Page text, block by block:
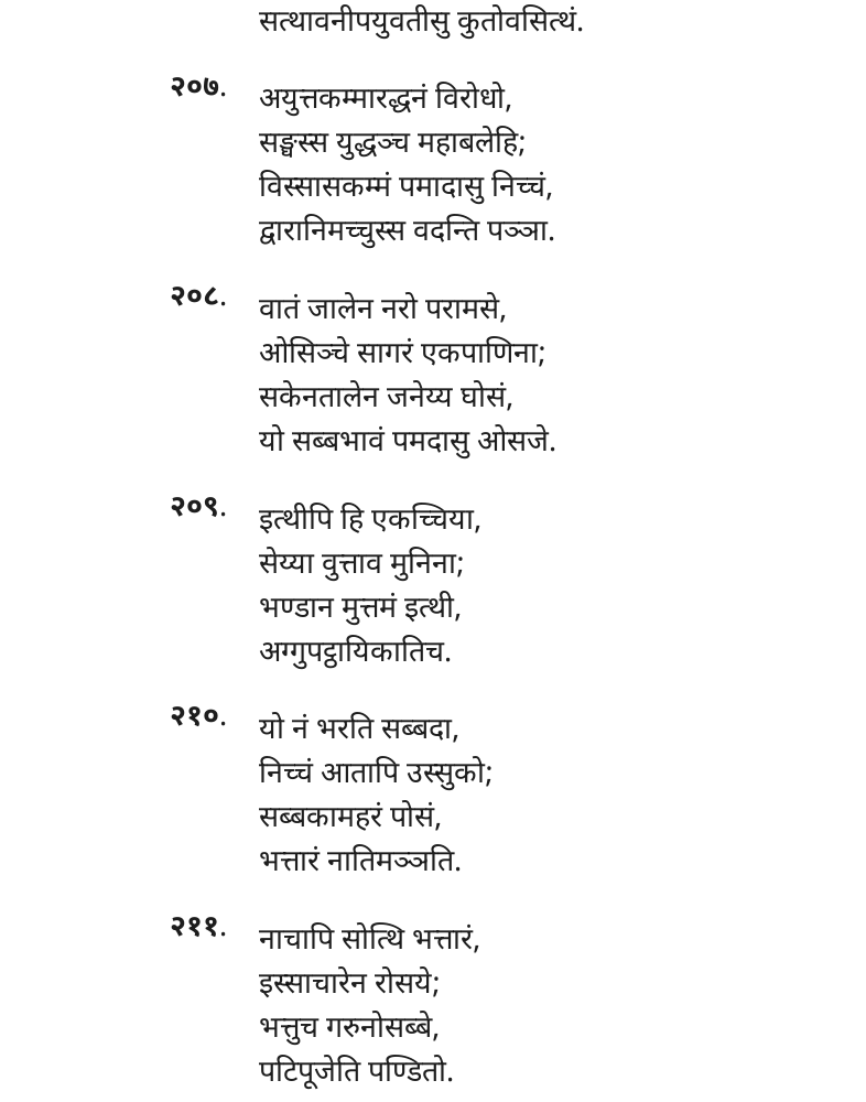
सत्थावनीपयुवतीसु कुतोवसित्थं.
२०७.
अयुत्तकम्मारद्धनं विरोधो,
सङ्घस्स युद्धञ्च महाबलेहि;
विस्सासकम्मं पमादासु निच्चं,
द्वारानिमच्चुस्स वदन्ति पञ्ञा.
२०८.
वातं जालेन नरो परामसे,
ओसिञ्चे सागरं एकपाणिना;
सकेनतालेन जनेय्य घोसं,
यो सब्बभावं पमदासु ओसजे.
२०९. इत्थीपिहि एकच्चिया,
सेय्या वुत्ताव मुनिना;
भण्डान मुत्तमं इत्थी,
अग्गुपट्ठायिकातिच.
२१०.
यो नं भरति सब्बदा,
निच्चं आतापि उस्सुको;
सब्बकामहरं पोसं,
भत्तारं नातिमञ्ञति.
२११. नाचापिसोत्थि भत्तारं,
इस्साचारेन रोसये;
भत्तुच गरुनोसब्बे,
पटिपूजेति पण्डितो.